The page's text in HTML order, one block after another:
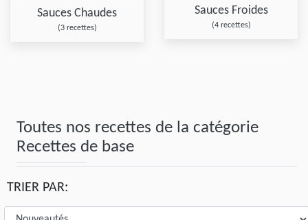
Sauces Chaudes
(3 recettes)
Sauces Froides
(4 recettes)
Toutes nos recettes de la catégorie
Recettes de base
TRIER PAR: